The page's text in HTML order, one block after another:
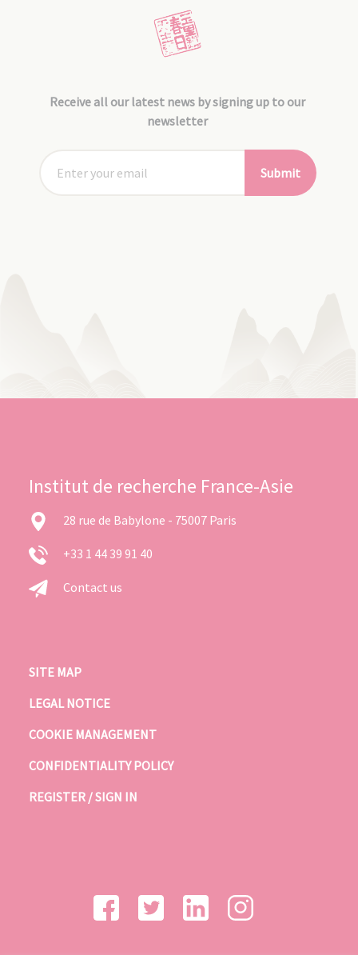
Receive all our latest news by signing up to our
newsletter
Submit
Institut de recherche France-Asie
28 rue de Babylone - 75007 Paris
+33 1 44 39 91 40
Contact us
SITE MAP
LEGAL NOTICE
COOKIE MANAGEMENT
CONFIDENTIALITY POLICY
REGISTER / SIGN IN